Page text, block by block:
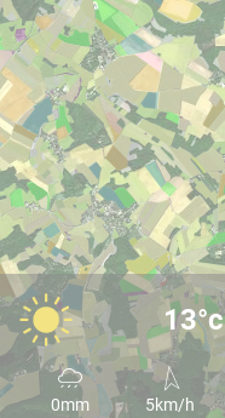
13°c
0mm 5km/h